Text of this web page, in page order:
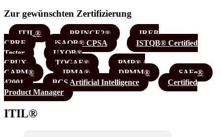
Zur gewünschten Zertifizierung
ITIL® PRINCE2®
IREB
CPRE
iSAQB® CPSA
ISTQB® Certified
Tester
UXQB®
CPUX
TOGAF®
PMP® /
CAPM®
IPMA® DPMM®
SAFe®
42001
BCS Artificial Intelligence
Certified
Product Manager
ITIL®